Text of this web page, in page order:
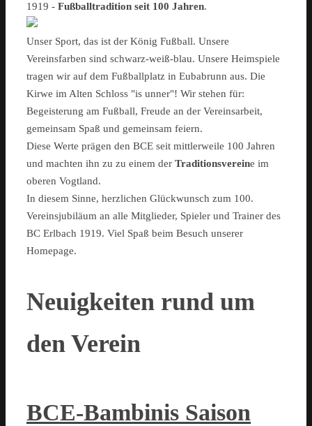
1919 - Fußballtradition seit 100 Jahren.
Unser Sport, das ist der König Fußball. Unsere
Vereinsfarben sind schwarz-weiß-blau. Unsere Heimspiele
tragen wir auf dem Fußballplatz in Eubabrunn aus. Die
Kirwe im Alten Schloss "is unner"! Wir stehen für:
Begeisterung am Fußball, Freude an der Vereinsarbeit,
gemeinsam Spaß und gemeinsam feiern.
Diese Werte prägen den BCE seit mittlerweile 100 Jahren
und machten ihn zu zu einem der Traditionsvereine im
oberen Vogtland.
In diesem Sinne, herzlichen Glückwunsch zum 100.
Vereinsjubiläum an alle Mitglieder, Spieler und Trainer des
BC Erlbach 1919. Viel Spaß beim Besuch unserer
Homepage.
Neuigkeiten rund um
den Verein
BCE-Bambinis Saison